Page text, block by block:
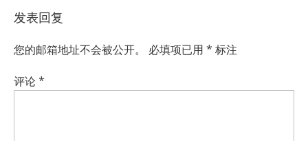
发表回复
您的邮箱地址不会被公开。 必填项已用 * 标注
评论*